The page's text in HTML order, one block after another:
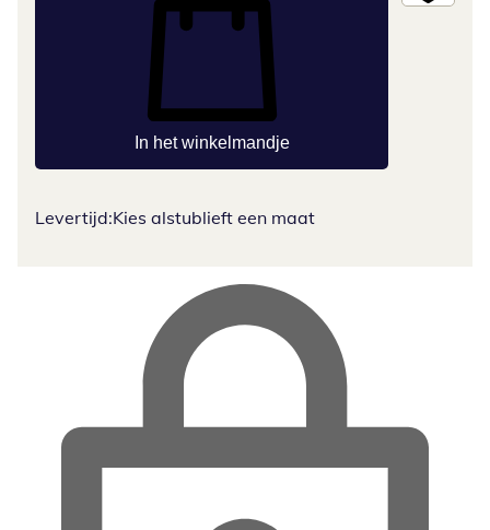
In het winkelmandje
Levertijd:Kies alstublieft een maat